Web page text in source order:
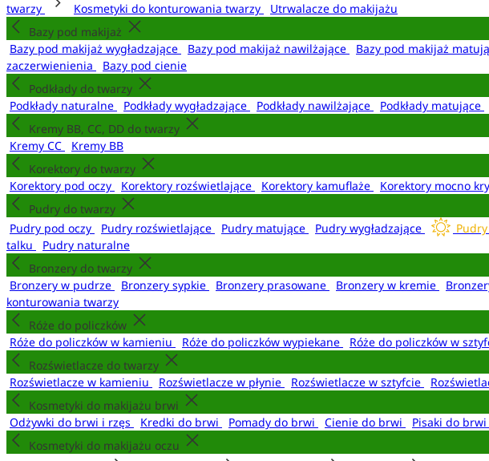
twarzy
Kosmetyki do konturowania twarzy
Utrwalacze do makijażu
Bazy pod makijaż
Bazy pod makijaż wygładzające
Bazy pod makijaż nawilżające Bazy pod makijaż
zaczerwienienia
Bazy pod cienie
Podkłady do twarzy
Podkłady naturalne
Podkłady wygładzające Podkłady nawilżające Podkłady matujące
Kremy BB, CC, DD do twarzy
Kremy CC
Kremy BB
Korektory do twarzy
Korektory pod oczy
Korektory rozświetlające Korektory kamuflaże Korektory mocno
Pudry do twarzy
Pudry pod oczy
Pudry rozświetlające Pudry matujące Pudry wygładzające Pudry
talku
Pudry naturalne
Bronzery do twarzy
Bronzery w pudrze
Bronzery sypkie Bronzery prasowane Bronzery w kremie
konturowania twarzy
Róże do policzków
Róże do policzków w kamieniu
Róże do policzków wypiekane Róże do policzków w
Rozświetlacze do twarzy
Rozświetlacze w kamieniu
Rozświetlacze w płynie Rozświetlacze w sztyfcie
Kosmetyki do makijażu brwi
Odżywki do brwi i rzęs
Kredki do brwi Pomady do brwi Cienie do brwi Pisaki do brwi
Kosmetyki do makijażu oczu